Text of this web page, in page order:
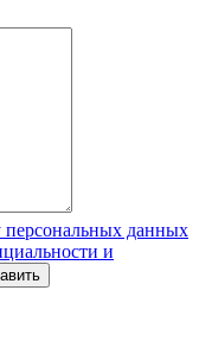
персональных данных
и